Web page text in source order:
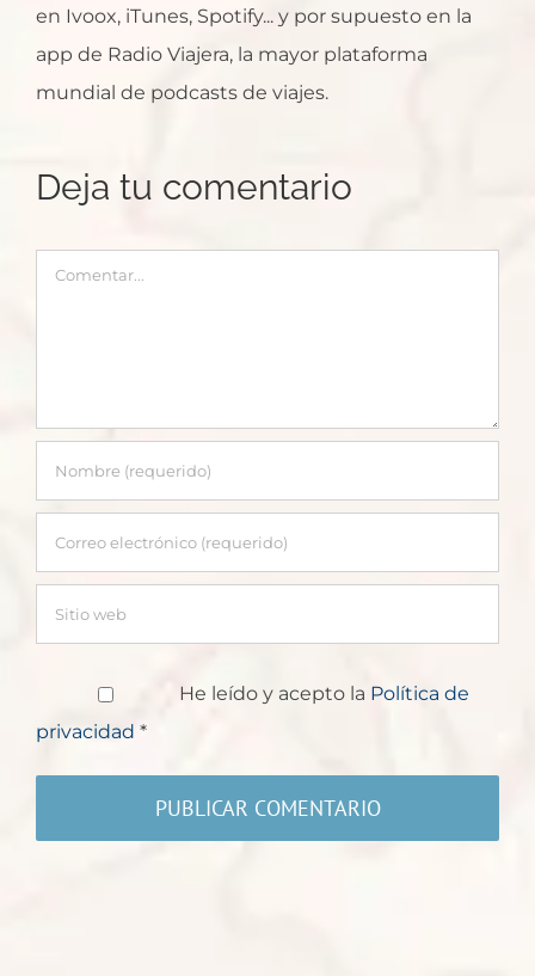
en Ivoox, iTunes, Spotify... y por supuesto en la
app de Radio Viajera, la mayor plataforma
mundial de podcasts de viajes.
Deja tu comentario
Comentar
He leído y acepto la Política de
privacidad *